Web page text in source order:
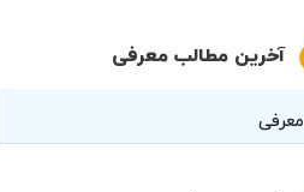
آخرین مطالب معرفی
معرفی